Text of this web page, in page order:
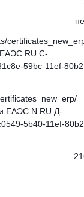
ЕАЭС RU С-
59bc-11ef-
ЕАЭС N RU Д-
5b40-11ef-